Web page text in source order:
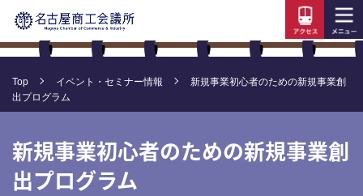
Top イベント・セミナー情報
新規事業初心者のための新規事業創
出プログラム
新規事業初心者のための新規事業創
出プログラム